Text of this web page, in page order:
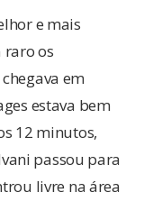
e mais
raro os
em
estava bem
12 minutos,
passou para
livre na área